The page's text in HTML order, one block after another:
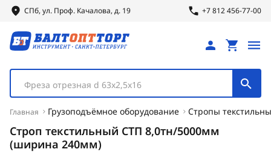
СПб, ул. Проф. Качалова, д. 19 +7 812 456-77-00
Фреза отрезная d 63х2,5х16
Главная Грузоподъёмное оборудование Стропы
Строп текстильный СТП 8,0тн/5000мм
(ширина 240мм)